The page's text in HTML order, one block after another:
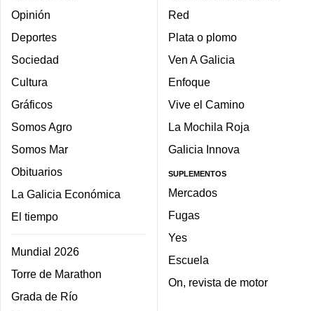
Opinión
Deportes
Sociedad
Cultura
Gráficos
Somos Agro
Somos Mar
Obituarios
La Galicia Económica
El tiempo
Mundial 2026
Torre de Marathon
Grada de Río
Red
Plata o plomo
Ven A Galicia
Enfoque
Vive el Camino
La Mochila Roja
Galicia Innova
SUPLEMENTOS
Mercados
Fugas
Yes
Escuela
On, revista de motor